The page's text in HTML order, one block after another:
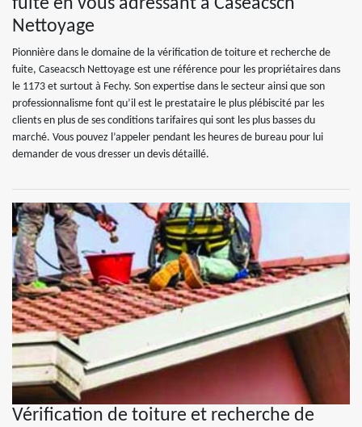
fuite en vous adressant à Caseacsch
Nettoyage
Pionnière dans le domaine de la vérification de toiture et recherche de
fuite, Caseacsch Nettoyage est une référence pour les propriétaires dans
le 1173 et surtout à Fechy. Son expertise dans le secteur ainsi que son
professionnalisme font qu’il est le prestataire le plus plébiscité par les
clients en plus de ses conditions tarifaires qui sont les plus basses du
marché. Vous pouvez l’appeler pendant les heures de bureau pour lui
demander de vous dresser un devis détaillé.
Vérification de toiture et recherche de